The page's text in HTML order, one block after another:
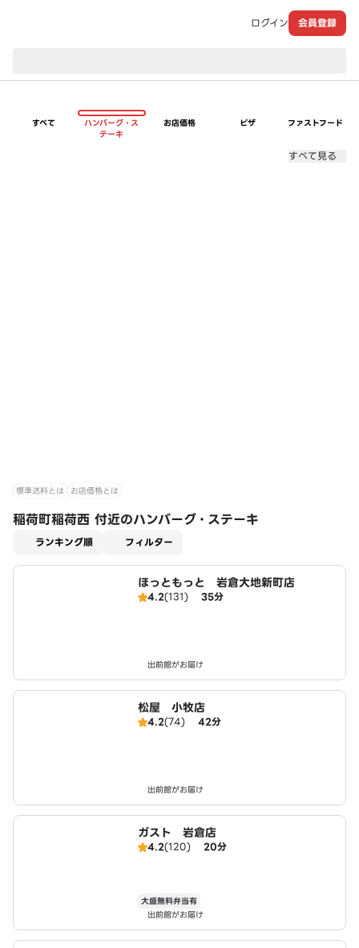
ログイン 会員登録
すべて
ハンバーグ・ス
テーキ
お店価格 ピザ ファストフード
すべて見る
標準送料とは お店価格とは
稲荷町稲荷西 付近のハンバーグ・ステーキ
ランキング順 フィルター
ほっともっと 岩倉大地新町店
4.2(131) 35分
出前館がお届け
松屋 小牧店
4.2(74) 42分
出前館がお届け
ガスト 岩倉店
4.2(120) 20分
大盛無料弁当有
出前館がお届け